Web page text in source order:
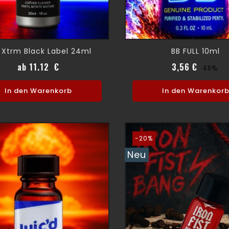
Xtrm Black Label 24ml
ab 11.12 €
In den Warenkorb
BB FULL 10ml
3,56 € -60%
In den Warenkorb
-20%
Neu